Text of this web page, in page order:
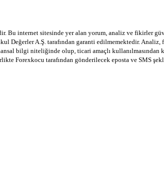
Bu internet sitesinde yer alan yorum, analiz ve fikirler
Değerler A.Ş. tarafından garanti edilmemektedir.
bilgi niteliğinde olup, ticari amaçlı
Forexkocu tarafından gönderilecek eposta ve SMS